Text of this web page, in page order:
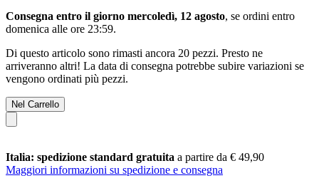
Consegna entro il giorno mercoledì, 12 agosto, se ordini entro
domenica alle ore 23:59.
Di questo articolo sono rimasti ancora 20 pezzi. Presto ne
arriveranno altri! La data di consegna potrebbe subire variazioni se
vengono ordinati più pezzi.
Nel Carrello
Italia: spedizione standard gratuita a partire da € 49,90
Maggiori informazioni su spedizione e consegna